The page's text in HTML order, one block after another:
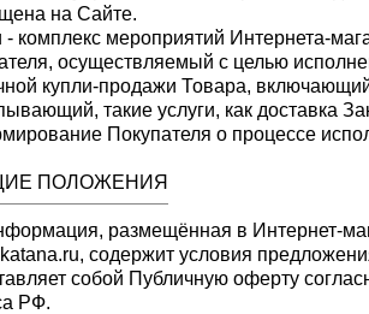
на Сайте.
- комплекс мероприятий Интернета-
осуществляемый с целью
купли-продажи Товара,
такие услуги, как доставка
Покупателя о процессе
ПОЛОЖЕНИЯ
размещённая в Интернет-
содержит условия
собой Публичную оферту
РФ.